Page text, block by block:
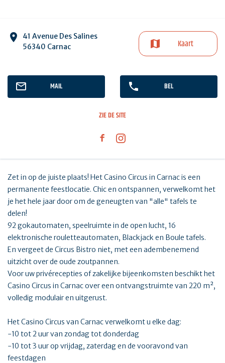
41 Avenue Des Salines
56340 Carnac
Kaart
MAIL BEL
ZIE DE SITE
Zet in op de juiste plaats! Het Casino Circus in Carnac is een
permanente feestlocatie. Chic en ontspannen, verwelkomt het
je het hele jaar door om de geneugten van "alle" tafels te
delen!
92 gokautomaten, speelruimte in de open lucht, 16
elektronische rouletteautomaten, Blackjack en Boule tafels.
En vergeet de Circus Bistro niet, met een adembenemend
uitzicht over de oude zoutpannen.
Voor uw privérecepties of zakelijke bijeenkomsten beschikt het
Casino Circus in Carnac over een ontvangstruimte van 220 m²,
volledig modulair en uitgerust.
Het Casino Circus van Carnac verwelkomt u elke dag:
-10 tot 2 uur van zondag tot donderdag
-10 tot 3 uur op vrijdag, zaterdag en de vooravond van
feestdagen